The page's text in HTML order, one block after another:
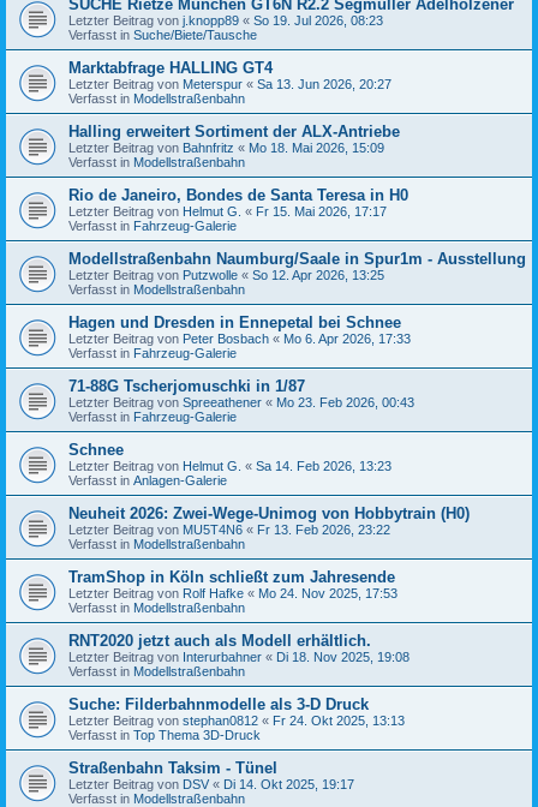
SUCHE Rietze München GT6N R2.2 Segmüller Adelholzener
Letzter Beitrag von j.knopp89 « So 19. Jul 2026, 08:23
Verfasst in Suche/Biete/Tausche
Marktabfrage HALLING GT4
Letzter Beitrag von Meterspur « Sa 13. Jun 2026, 20:27
Verfasst in Modellstraßenbahn
Halling erweitert Sortiment der ALX-Antriebe
Letzter Beitrag von Bahnfritz « Mo 18. Mai 2026, 15:09
Verfasst in Modellstraßenbahn
Rio de Janeiro, Bondes de Santa Teresa in H0
Letzter Beitrag von Helmut G. « Fr 15. Mai 2026, 17:17
Verfasst in Fahrzeug-Galerie
Modellstraßenbahn Naumburg/Saale in Spur1m - Ausstellung
Letzter Beitrag von Putzwolle « So 12. Apr 2026, 13:25
Verfasst in Modellstraßenbahn
Hagen und Dresden in Ennepetal bei Schnee
Letzter Beitrag von Peter Bosbach « Mo 6. Apr 2026, 17:33
Verfasst in Fahrzeug-Galerie
71-88G Tscherjomuschki in 1/87
Letzter Beitrag von Spreeathener « Mo 23. Feb 2026, 00:43
Verfasst in Fahrzeug-Galerie
Schnee
Letzter Beitrag von Helmut G. « Sa 14. Feb 2026, 13:23
Verfasst in Anlagen-Galerie
Neuheit 2026: Zwei-Wege-Unimog von Hobbytrain (H0)
Letzter Beitrag von MU5T4N6 « Fr 13. Feb 2026, 23:22
Verfasst in Modellstraßenbahn
TramShop in Köln schließt zum Jahresende
Letzter Beitrag von Rolf Hafke « Mo 24. Nov 2025, 17:53
Verfasst in Modellstraßenbahn
RNT2020 jetzt auch als Modell erhältlich.
Letzter Beitrag von Interurbahner « Di 18. Nov 2025, 19:08
Verfasst in Modellstraßenbahn
Suche: Filderbahnmodelle als 3-D Druck
Letzter Beitrag von stephan0812 « Fr 24. Okt 2025, 13:13
Verfasst in Top Thema 3D-Druck
Straßenbahn Taksim - Tünel
Letzter Beitrag von DSV « Di 14. Okt 2025, 19:17
Verfasst in Modellstraßenbahn